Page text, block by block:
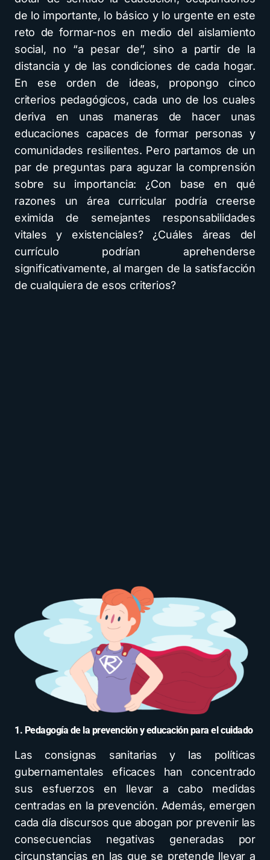
de lo importante, lo básico y lo urgente en este
reto de formar-nos en medio del aislamiento
social, no “a pesar de”, sino a partir de la
distancia y de las condiciones de cada hogar.
En ese orden de ideas, propongo cinco
criterios pedagógicos, cada uno de los cuales
deriva en unas maneras de hacer unas
educaciones capaces de formar personas y
comunidades resilientes. Pero partamos de un
par de preguntas para aguzar la comprensión
sobre su importancia: ¿Con base en qué
razones un área curricular podría creerse
eximida de semejantes responsabilidades
vitales y existenciales? ¿Cuáles áreas del
currículo podrían aprehenderse
significativamente, al margen de la satisfacción
de cualquiera de esos criterios?
1. Pedagogía de la prevención y educación para el cuidado
Las consignas sanitarias y las políticas
gubernamentales eficaces han concentrado
sus esfuerzos en llevar a cabo medidas
centradas en la prevención. Además, emergen
cada día discursos que abogan por prevenir las
consecuencias negativas generadas por
circunstancias en las que se pretende llevar a